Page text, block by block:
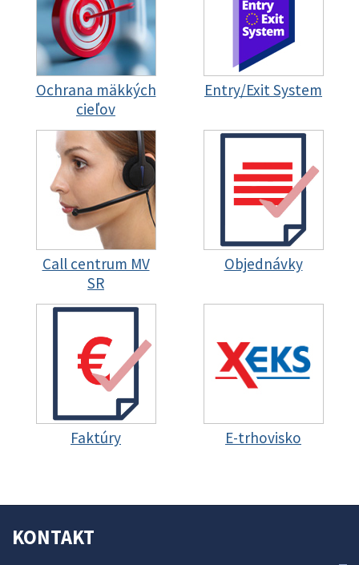
Ochrana mäkkých
cieľov
Entry/Exit System
Call centrum MV
SR
Objednávky
Faktúry E-trhovisko
KONTAKT